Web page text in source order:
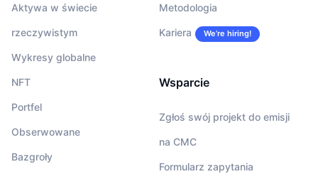
Aktywa w świecie
rzeczywistym
Wykresy globalne
NFT
Portfel
Obserwowane
Bazgroły
Metodologia
Kariera We’re hiring!
Wsparcie
Zgłoś swój projekt do emisji
na CMC
Formularz zapytania